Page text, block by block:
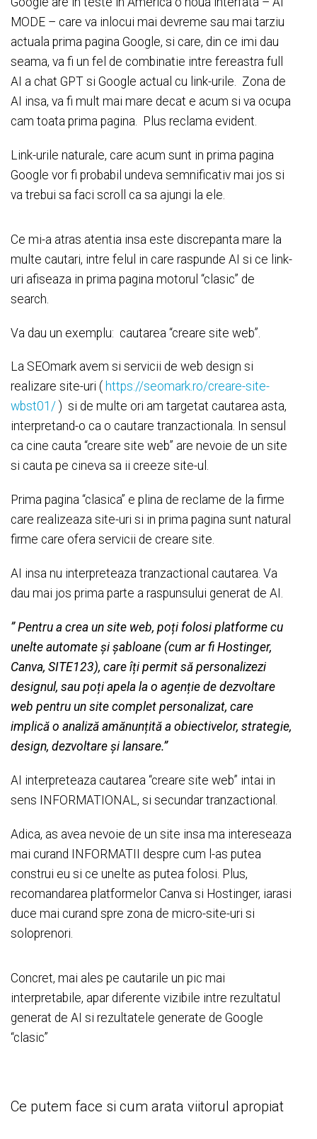
MODE – care va inlocui mai devreme sau mai tarziu
actuala prima pagina Google, si care, din ce imi dau
seama, va fi un fel de combinatie intre fereastra full
AI a chat GPT si Google actual cu link-urile. Zona de
AI insa, va fi mult mai mare decat e acum si va ocupa
cam toata prima pagina. Plus reclama evident.
Link-urile naturale, care acum sunt in prima pagina
Google vor fi probabil undeva semnificativ mai jos si
va trebui sa faci scroll ca sa ajungi la ele.
Ce mi-a atras atentia insa este discrepanta mare la
multe cautari, intre felul in care raspunde AI si ce link-
uri afiseaza in prima pagina motorul “clasic” de
search.
Va dau un exemplu: cautarea “creare site web”.
La SEOmark avem si servicii de web design si
realizare site-uri ( https://seomark.ro/creare-site-
wbst01/ ) si de multe ori am targetat cautarea asta,
interpretand-o ca o cautare tranzactionala. In sensul
ca cine cauta “creare site web” are nevoie de un site
si cauta pe cineva sa ii creeze site-ul.
Prima pagina “clasica” e plina de reclame de la firme
care realizeaza site-uri si in prima pagina sunt natural
firme care ofera servicii de creare site.
AI insa nu interpreteaza tranzactional cautarea. Va
dau mai jos prima parte a raspunsului generat de AI.
” Pentru a crea un site web, poți folosi platforme cu
unelte automate și șabloane (cum ar fi Hostinger,
Canva, SITE123), care îți permit să personalizezi
designul, sau poți apela la o agenție de dezvoltare
web pentru un site complet personalizat, care
implică o analiză amănunțită a obiectivelor, strategie,
design, dezvoltare și lansare.”
AI interpreteaza cautarea “creare site web” intai in
sens INFORMATIONAL, si secundar tranzactional.
Adica, as avea nevoie de un site insa ma intereseaza
mai curand INFORMATII despre cum l-as putea
construi eu si ce unelte as putea folosi. Plus,
recomandarea platformelor Canva si Hostinger, iarasi
duce mai curand spre zona de micro-site-uri si
soloprenori.
Concret, mai ales pe cautarile un pic mai
interpretabile, apar diferente vizibile intre rezultatul
generat de AI si rezultatele generate de Google
“clasic”
Ce putem face si cum arata viitorul apropiat